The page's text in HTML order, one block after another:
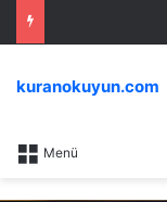
Menü
kuranokuyun.com